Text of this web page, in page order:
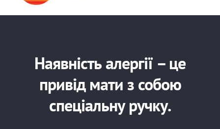
Наявність алергії – це
привід мати з собою
спеціальну ручку.